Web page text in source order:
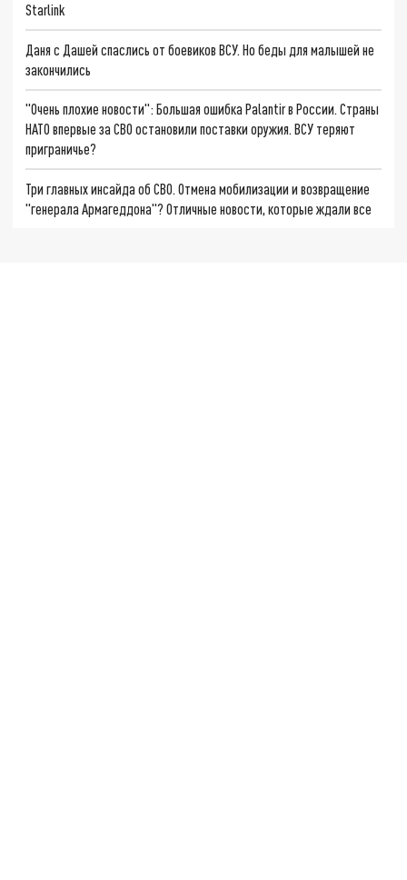
Starlink
Даня с Дашей спаслись от боевиков ВСУ. Но беды для малышей не
закончились
"Очень плохие новости": Большая ошибка Palantir в России. Страны
НАТО впервые за СВО остановили поставки оружия. ВСУ теряют
приграничье?
Три главных инсайда об СВО. Отмена мобилизации и возвращение
"генерала Армагеддона"? Отличные новости, которые ждали все